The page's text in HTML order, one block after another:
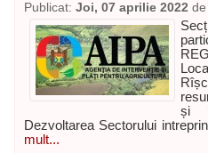
Publicat: Joi, 07 aprilie 2022
și
Dezvoltarea Sectorului
mult...